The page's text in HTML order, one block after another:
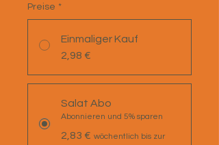
Preise *
Einmaliger Kauf
2,98 €
Salat Abo
Abonnieren und 5% sparen
2,83 € wöchentlich bis zur